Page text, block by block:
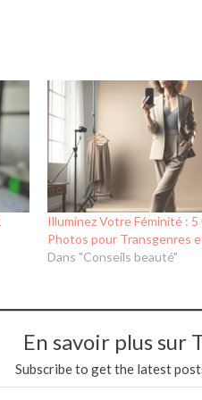
Illuminez Votre Féminité : 5
Photos pour Transgenres
Dans "Conseils beauté"
En savoir plus sur
Subscribe to get the latest